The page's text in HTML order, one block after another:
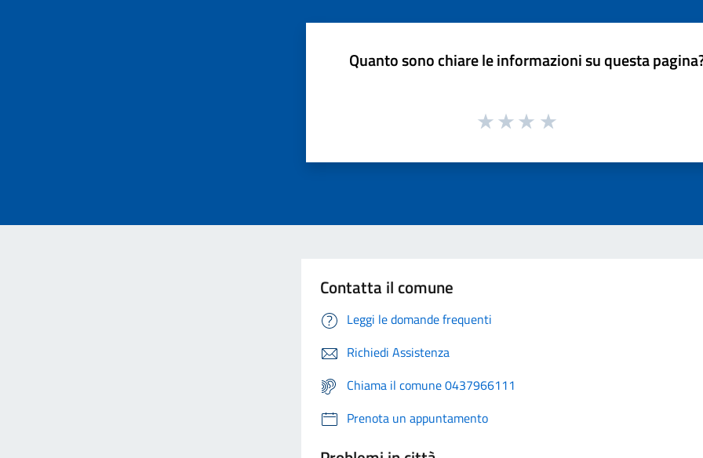
Quanto sono chiare le informazioni su questa
Contatta il comune
Leggi le domande frequenti
Richiedi Assistenza
Chiama il comune 0437966111
Prenota un appuntamento